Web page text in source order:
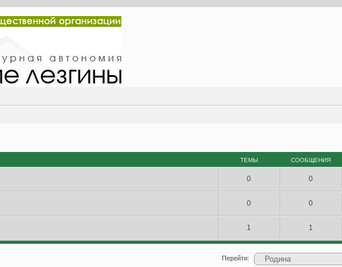
ТЕМЫ СООБЩЕНИЯ
0 0
0 0
1 1
Перейти: